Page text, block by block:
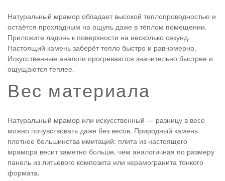
Натуральный мрамор обладает высокой теплопроводностью и
остаётся прохладным на ощупь даже в тёплом помещении.
Приложите ладонь к поверхности на несколько секунд.
Настоящий камень заберёт тепло быстро и равномерно.
Искусственные аналоги прогреваются значительно быстрее и
ощущаются теплее.
Вес материала
Натуральный мрамор или искусственный — разницу в весе
можно почувствовать даже без весов. Природный камень
плотнее большинства имитаций: плита из настоящего
мрамора весит заметно больше, чем аналогичная по размеру
панель из литьевого композита или керамогранита тонкого
формата.